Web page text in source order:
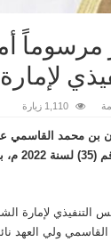
1,110 زيارة
بن محمد القاسمي
الأعلى حاكم
لإمارة
ولي العهد